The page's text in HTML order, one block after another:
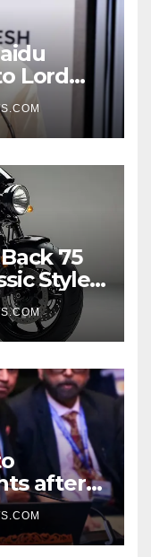
Lord
75
Style
after